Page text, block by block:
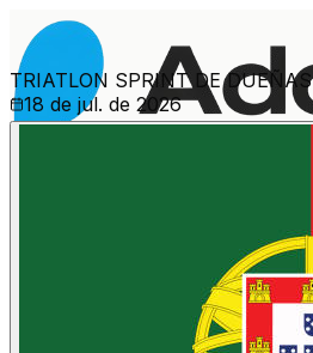
TRIATLON SPRINT DE DUEÑAS
18 de jul. de 2026